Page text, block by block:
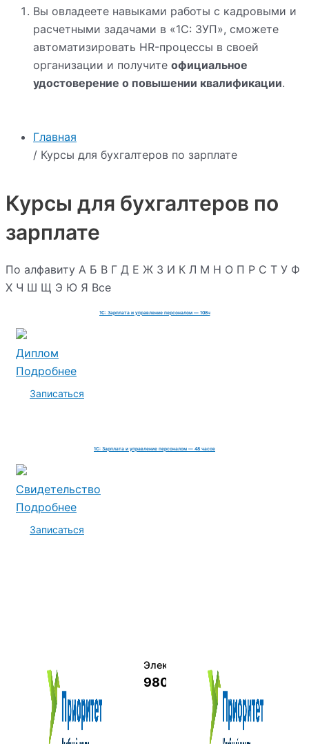
Главная
/ Курсы для бухгалтеров по зарплате
Курсы для бухгалтеров по
зарплате
По алфавиту А Б В Г Д Е Ж З И К Л М Н О П Р С Т У Ф
Х Ч Ш Щ Э Ю Я Все
1С: Зарплата и управление персоналом — 108ч
Диплом
Подробнее
Записаться
1С: Зарплата и управление персоналом — 48 часов
Свидетельство
Подробнее
Записаться
Электромеханик по ремонту и
9800 руб.
Вы овладеете навыками работы с кадровыми и
расчетными задачами в «1С: ЗУП», сможете
автоматизировать HR-процессы в своей
организации и получите официальное
удостоверение о повышении квалификации.